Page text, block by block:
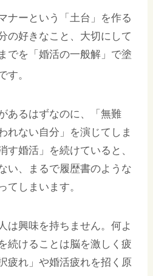
ナーという「土台」を作る
の好きなこと、大切にして
でを「婚活の一般解」で塗
す。
あるはずなのに、「無難
れない自分」を演じてしま
す婚活」を続けていると、
い、まるで履歴書のような
てしまいます。
は興味を持ちません。何よ
続けることは脳を激しく疲
疲れ」や婚活疲れを招く原